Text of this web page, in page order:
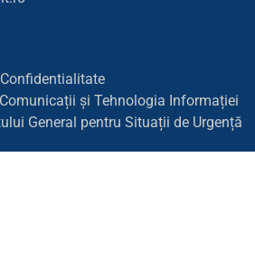
Confidentialitate
și Tehnologia Informației
General pentru Situații de Urgență